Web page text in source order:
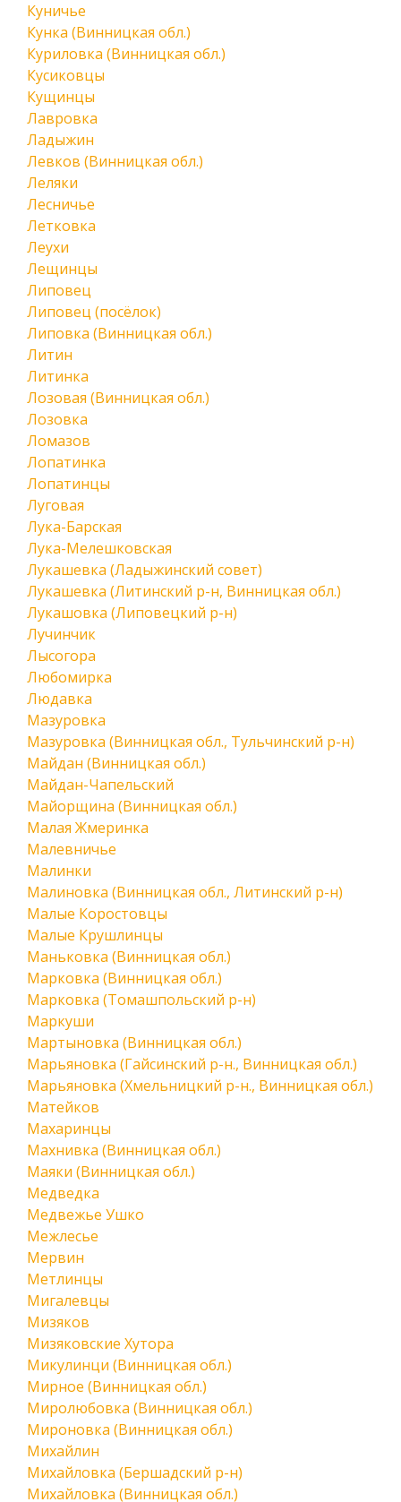
Куничье
Кунка (Винницкая обл.)
Куриловка (Винницкая обл.)
Кусиковцы
Кущинцы
Лавровка
Ладыжин
Левков (Винницкая обл.)
Леляки
Лесничье
Летковка
Леухи
Лещинцы
Липовец
Липовец (посёлок)
Липовка (Винницкая обл.)
Литин
Литинка
Лозовая (Винницкая обл.)
Лозовка
Ломазов
Лопатинка
Лопатинцы
Луговая
Лука-Барская
Лука-Мелешковская
Лукашевка (Ладыжинский совет)
Лукашевка (Литинский р-н, Винницкая обл.)
Лукашовка (Липовецкий р-н)
Лучинчик
Лысогора
Любомирка
Людавка
Мазуровка
Мазуровка (Винницкая обл., Тульчинский р-н)
Майдан (Винницкая обл.)
Майдан-Чапельский
Майорщина (Винницкая обл.)
Малая Жмеринка
Малевничье
Малинки
Малиновка (Винницкая обл., Литинский р-н)
Малые Коростовцы
Малые Крушлинцы
Маньковка (Винницкая обл.)
Марковка (Винницкая обл.)
Марковка (Томашпольский р-н)
Маркуши
Мартыновка (Винницкая обл.)
Марьяновка (Гайсинский р-н., Винницкая обл.)
Марьяновка (Хмельницкий р-н., Винницкая обл.)
Матейков
Махаринцы
Махнивка (Винницкая обл.)
Маяки (Винницкая обл.)
Медведка
Медвежье Ушко
Межлесье
Мервин
Метлинцы
Мигалевцы
Мизяков
Мизяковские Хутора
Микулинци (Винницкая обл.)
Мирное (Винницкая обл.)
Миролюбовка (Винницкая обл.)
Мироновка (Винницкая обл.)
Михайлин
Михайловка (Бершадский р-н)
Михайловка (Винницкая обл.)